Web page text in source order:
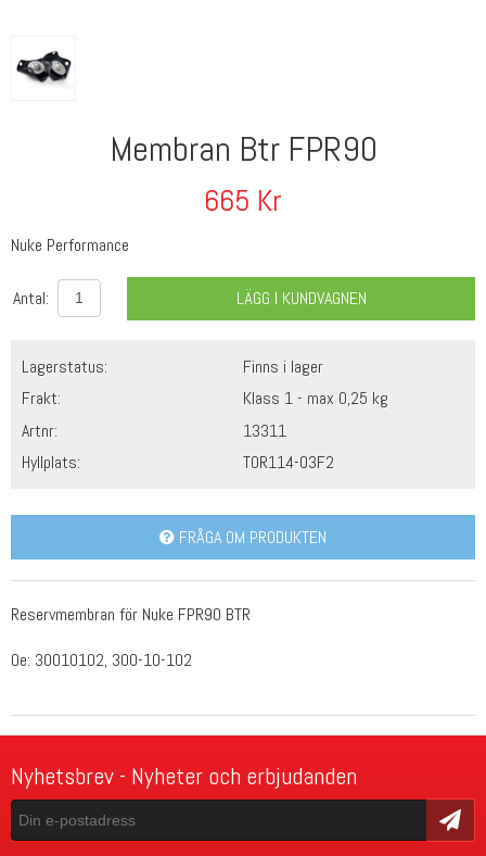
Membran Btr FPR90
665 Kr
Nuke Performance
Antal: LÄGG I KUNDVAGNEN
Lagerstatus:
Finns i lager
Frakt:
Klass 1 - max 0,25 kg
Artnr:
13311
Hyllplats:
TOR114-03F2
FRÅGA OM PRODUKTEN
Reservmembran för Nuke FPR90 BTR
Oe: 30010102, 300-10-102
Nyhetsbrev - Nyheter och erbjudanden
Skicka